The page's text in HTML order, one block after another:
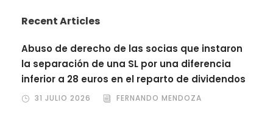
Recent Articles
Abuso de derecho de las socias que instaron
la separación de una SL por una diferencia
inferior a 28 euros en el reparto de dividendos
31 JULIO 2026 FERNANDO MENDOZA